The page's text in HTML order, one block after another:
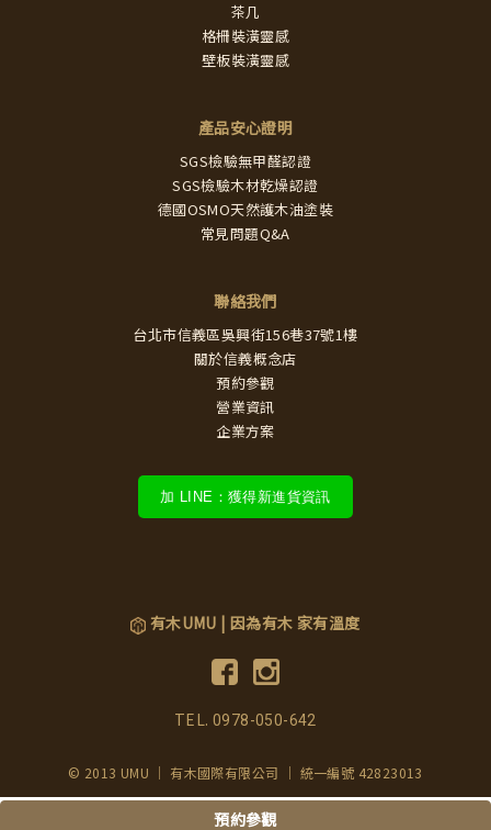
茶几
格柵裝潢靈感
壁板裝潢靈感
產品安心證明
SGS檢驗無甲醛認證
SGS檢驗木材乾燥認證
德國OSMO天然護木油塗裝
常見問題Q&A
聯絡我們
台北市信義區吳興街156巷37號1樓
關於信義概念店
預約參觀
營業資訊
企業方案
加 LINE：獲得新進貨資訊
有木UMU | 因為有木 家有溫度
TEL.0978-050-642
© 2013 UMU ｜ 有木國際有限公司 ｜ 統一編號 42823013
預約參觀